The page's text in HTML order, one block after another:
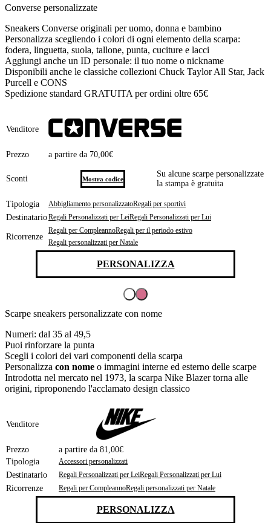
Converse personalizzate
Sneakers Converse originali per uomo, donna e bambino
Personalizza scegliendo i colori di ogni elemento della scarpa:
fodera, linguetta, suola, tallone, punta, cuciture e lacci
Aggiungi anche un ID personale: il tuo nome o nickname
Disponibili anche le classiche collezioni Chuck Taylor All Star, Jack
Purcell e CONS
Spedizione standard GRATUITA per ordini oltre 65€
Venditore
Prezzo a partire da 70,00€
Sconti Mostra codice
Su alcune scarpe personalizzate
la stampa è gratuita
Tipologia Abbigliamento personalizzatoRegali per sportivi
DestinatarioRegali Personalizzati per LeiRegali Personalizzati per Lui
Ricorrenze
Regali per CompleannoRegali per il periodo estivo
Regali personalizzati per Natale
PERSONALIZZA
Scarpe sneakers personalizzate con nome
Numeri: dal 35 al 49,5
Puoi rinforzare la punta
Scegli i colori dei vari componenti della scarpa
Personalizza con nome o immagini interne ed esterno delle scarpe
Introdotta nel mercato nel 1973, la scarpa Nike Blazer torna alle
origini, riproponendo l'acclamato design classico
Venditore
Prezzo
a partire da 81,00€
Tipologia
Accessori personalizzati
Destinatario Regali Personalizzati per LeiRegali Personalizzati per Lui
Ricorrenze Regali per CompleannoRegali personalizzati per Natale
PERSONALIZZA